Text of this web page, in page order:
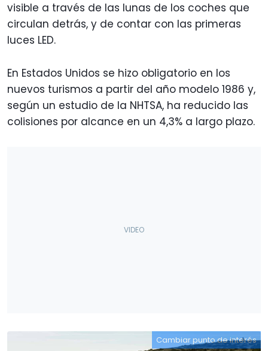
visible a través de las lunas de los coches que
circulan detrás, y de contar con las primeras
luces LED.
En Estados Unidos se hizo obligatorio en los
nuevos turismos a partir del año modelo 1986 y,
según un estudio de la NHTSA, ha reducido las
colisiones por alcance en un 4,3% a largo plazo.
Cambiar punto de interés